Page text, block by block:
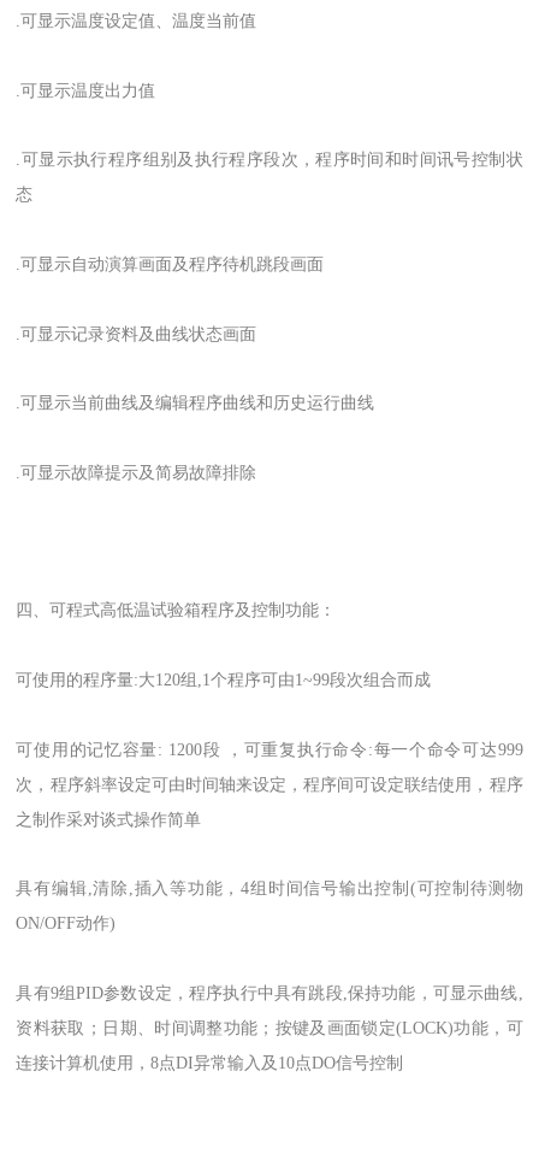
.可显示温度设定值、温度当前值
.可显示温度出力值
.可显示执行程序组别及执行程序段次，程序时间和时间讯号控制状
态
.可显示自动演算画面及程序待机跳段画面
.可显示记录资料及曲线状态画面
.可显示当前曲线及编辑程序曲线和历史运行曲线
.可显示故障提示及简易故障排除
四、可程式高低温试验箱程序及控制功能：
可使用的程序量:大120组,1个程序可由1~99段次组合而成
可使用的记忆容量: 1200段 ，可重复执行命令:每一个命令可达999
次，程序斜率设定可由时间轴来设定，程序间可设定联结使用，程序
之制作采对谈式操作简单
具有编辑,清除,插入等功能，4组时间信号输出控制(可控制待测物
ON/OFF动作)
具有9组PID参数设定，程序执行中具有跳段,保持功能，可显示曲线,
资料获取；日期、时间调整功能；按键及画面锁定(LOCK)功能，可
连接计算机使用，8点DI异常输入及10点DO信号控制